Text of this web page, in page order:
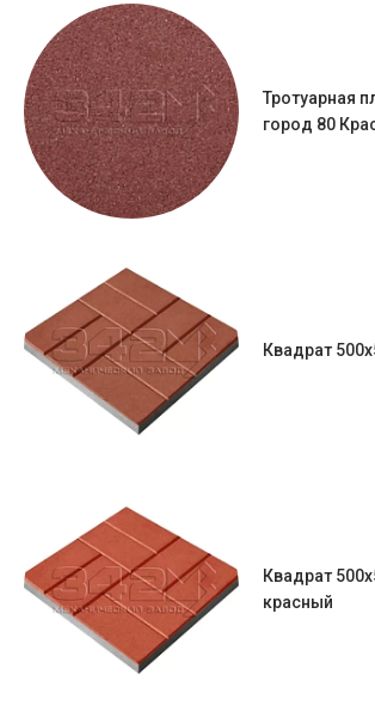
Тротуарная
город 80
Квадрат
Квадрат
красный